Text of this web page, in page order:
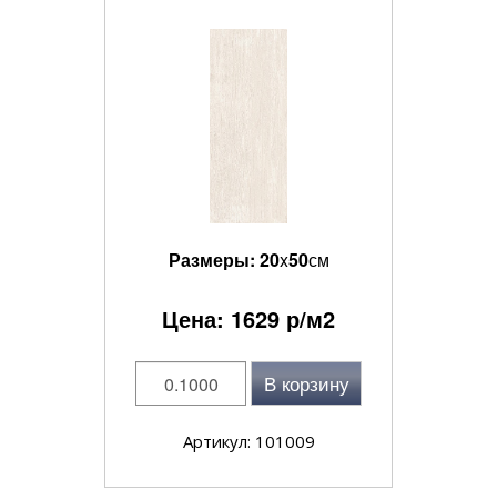
Размеры: 20x50см
Цена: 1629 р/м2
В корзину
Артикул: 101009